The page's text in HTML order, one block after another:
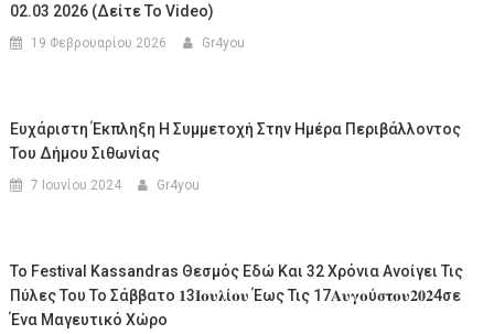
02.03 2026 (Δείτε Το Video)
19 Φεβρουαρίου 2026 Gr4you
Ευχάριστη Έκπληξη Η Συμμετοχή Στην Ημέρα Περιβάλλοντος
Του Δήμου Σιθωνίας
7 Ιουνίου 2024 Gr4you
Το Festival Kassandras Θεσμός Εδώ Και 32 Χρόνια Ανοίγει Τις
Πύλες Του Το Σάββατο 𝟏3𝚰𝛐𝛖𝛌ί𝛐𝛖 Έως Τις 17𝚨𝛖𝛄𝛐ύ𝛔𝛕𝛐𝛖𝟐𝟎𝟐4σε
Ένα Μαγευτικό Χώρο